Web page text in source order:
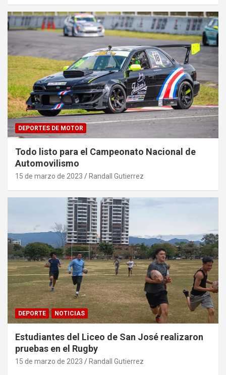
DEPORTES DE MOTOR
Todo listo para el Campeonato Nacional de
Automovilismo
15 de marzo de 2023 Randall Gutierrez
DEPORTE NOTICIAS
Estudiantes del Liceo de San José realizaron
pruebas en el Rugby
15 de marzo de 2023 Randall Gutierrez